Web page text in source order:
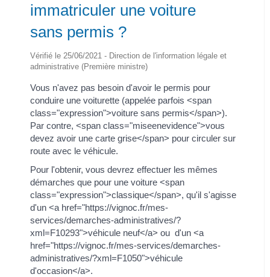
immatriculer une voiture
sans permis ?
Vérifié le 25/06/2021 - Direction de l'information légale et
administrative (Première ministre)
Vous n'avez pas besoin d'avoir le permis pour
conduire une voiturette (appelée parfois <span
class="expression">voiture sans permis</span>).
Par contre, <span class="miseenevidence">vous
devez avoir une carte grise</span> pour circuler sur
route avec le véhicule.
Pour l'obtenir, vous devrez effectuer les mêmes
démarches que pour une voiture <span
class="expression">classique</span>, qu'il s'agisse
d'un <a href="https://vignoc.fr/mes-
services/demarches-administratives/?
xml=F10293">véhicule neuf</a> ou d'un <a
href="https://vignoc.fr/mes-services/demarches-
administratives/?xml=F1050">véhicule
d'occasion</a>.